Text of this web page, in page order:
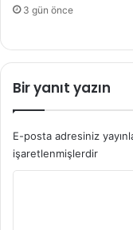
3 gün önce
Bir yanıt yazın
E-posta adresiniz
işaretlenmişlerdir